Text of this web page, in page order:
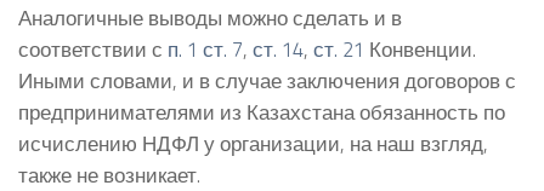
Аналогичные выводы можно сделать и в
соответствии с п. 1 ст. 7, ст. 14, ст. 21 Конвенции.
Иными словами, и в случае заключения договоров с
предпринимателями из Казахстана обязанность по
исчислению НДФЛ у организации, на наш взгляд,
также не возникает.